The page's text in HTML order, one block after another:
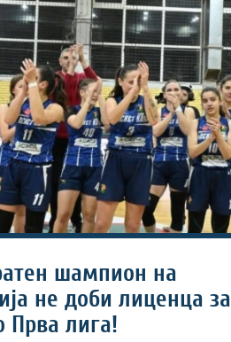
шампион на
не доби лиценца за
Прва лига!